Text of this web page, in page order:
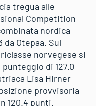
tregua alle
Competition
nordica
Otepaa. Sul
norvegese si
di 127.0
Lisa Hirner
provvisoria
120.4 punti.